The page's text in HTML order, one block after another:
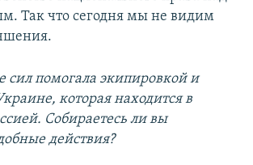
Так что сегодня мы не видим
сил помогала экипировкой и
которая находится в
Собираетесь ли вы
действия?